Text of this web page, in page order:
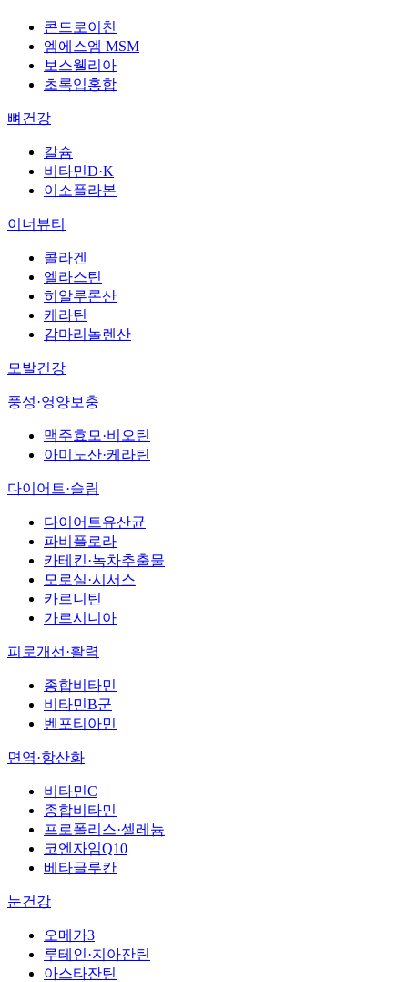
콘드로이친
엠에스엠 MSM
보스웰리아
초록입홍합
뼈건강
칼슘
비타민D·K
이소플라본
이너뷰티
콜라겐
엘라스틴
히알루론산
케라틴
감마리놀렌산
모발건강
풍성·영양보충
맥주효모·비오틴
아미노산·케라틴
다이어트·슬림
다이어트유산균
파비플로라
카테킨·녹차추출물
모로실·시서스
카르니틴
가르시니아
피로개선·활력
종합비타민
비타민B군
벤포티아민
면역·항산화
비타민C
종합비타민
프로폴리스·셀레늄
코엔자임Q10
베타글루칸
눈건강
오메가3
루테인·지아잔틴
아스타잔틴